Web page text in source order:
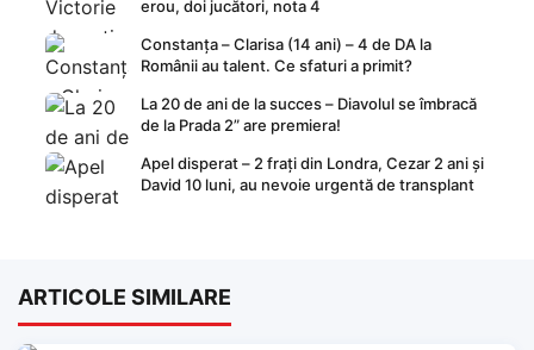
erou, doi jucători, nota 4
Constanța – Clarisa (14 ani) – 4 de DA la
Românii au talent. Ce sfaturi a primit?
La 20 de ani de la succes – Diavolul se îmbracă
de la Prada 2” are premiera!
Apel disperat – 2 frați din Londra, Cezar 2 ani și
David 10 luni, au nevoie urgentă de transplant
ARTICOLE SIMILARE